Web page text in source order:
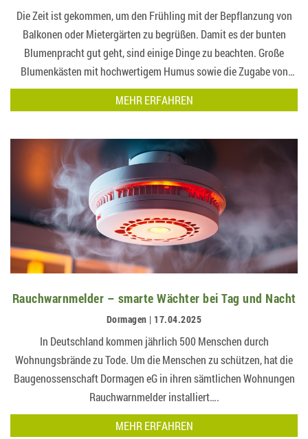
Die Zeit ist gekommen, um den Frühling mit der Bepflanzung von
Balkonen oder Mietergärten zu begrüßen. Damit es der bunten
Blumenpracht gut geht, sind einige Dinge zu beachten. Große
Blumenkästen mit hochwertigem Humus sowie die Zugabe von
Kompost sorgen für gesundes und nachhaltiges Wachst…
MEHR ERFAHREN
Rauchwarnmelder – smarte Wächter bei Tag und Nacht
Dormagen | 17.04.2025
In Deutschland kommen jährlich 500 Menschen durch
Wohnungsbrände zu Tode. Um die Menschen zu schützen, hat die
Baugenossenschaft Dormagen eG in ihren sämtlichen Wohnungen
Rauchwarnmelder installiert….
MEHR ERFAHREN